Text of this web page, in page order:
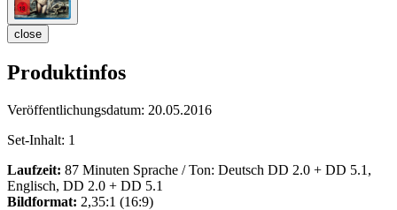
close
Produktinfos
Veröffentlichungsdatum: 20.05.2016
Set-Inhalt: 1
Laufzeit: 87 Minuten Sprache / Ton: Deutsch DD 2.0 + DD 5.1,
Englisch, DD 2.0 + DD 5.1
Bildformat: 2,35:1 (16:9)